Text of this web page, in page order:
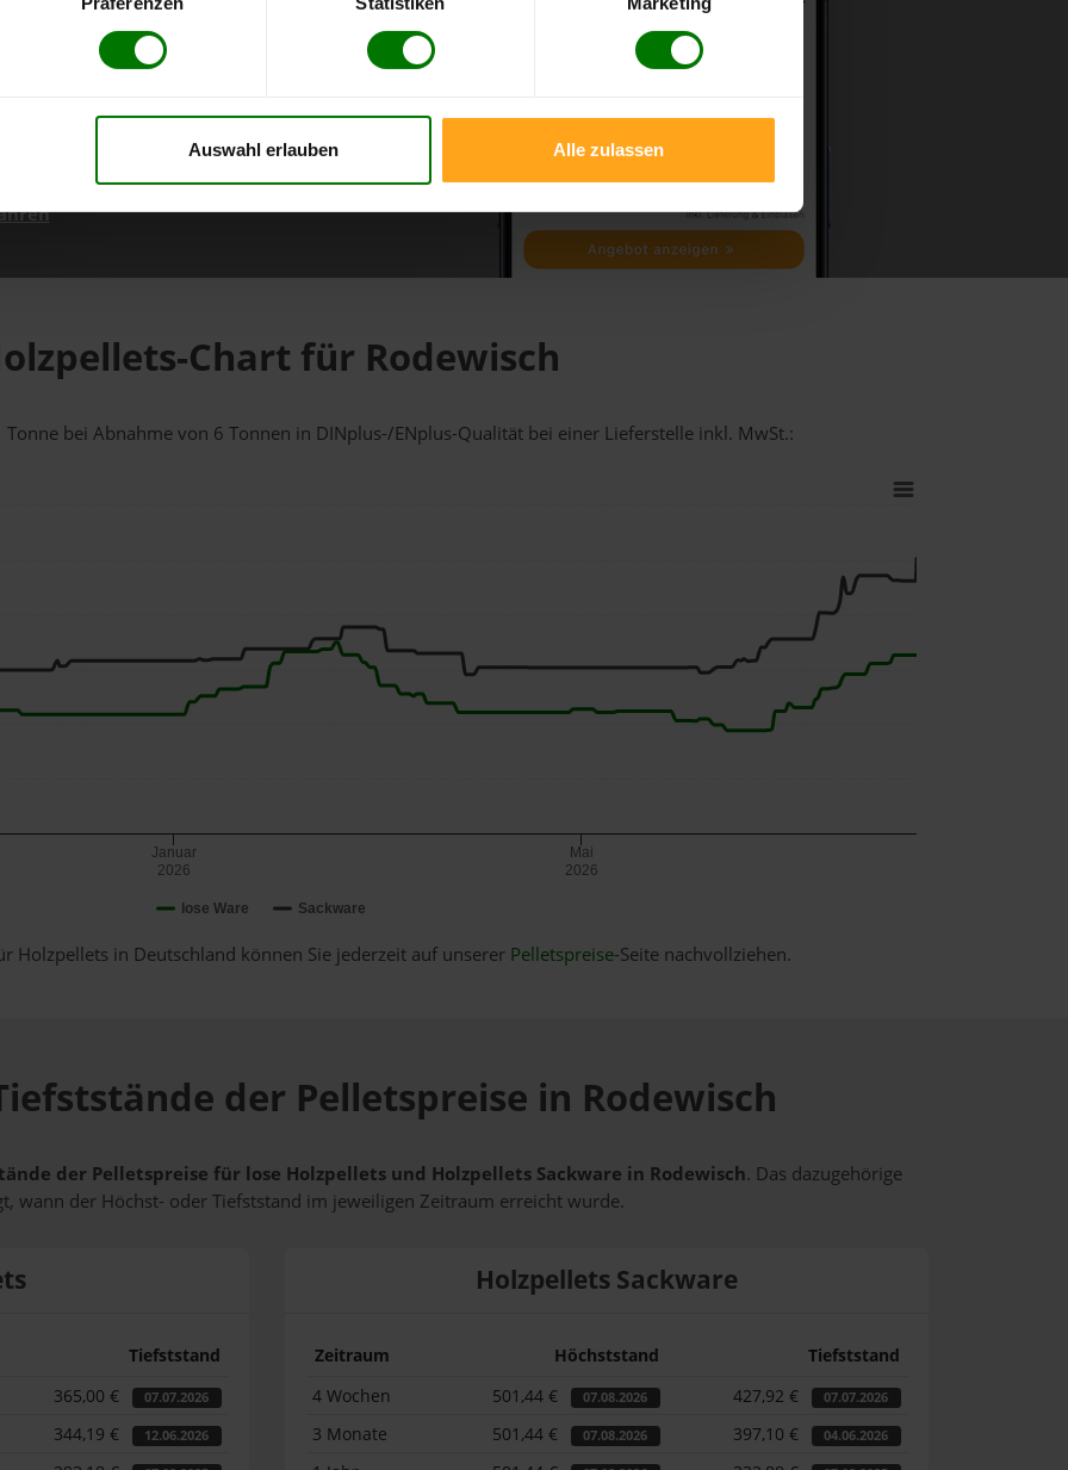
Auswahl erlauben Alle zulassen
Chart für Rodewisch
Tonne bei Abnahmevon 6 Tonnen in DINplus-/ENplus-Qualität bei einer Lieferstelle inkl. MwSt.:
lose Ware Sackware
Januar
2026
Mai
2026
Holzpellets in Deutschland können Sie jederzeit auf unserer Pelletspreise-Seite nachvollziehen.
der Pelletspreise in Rodewisch
der Pelletspreise für lose Holzpellets und Holzpellets Sackware in Rodewisch. Das dazugehörige
wann der Höchst- oder Tiefststand im jeweiligen Zeitraum erreicht wurde.
Tiefststand
365,00 € 07.07.2026
344,19 € 12.06.2026
Holzpellets Sackware
Zeitraum Höchststand
Tiefststand
4 Wochen
501,44 € 07.08.2026 427,92 € 07.07.2026
3 Monate 501,44 € 07.08.2026 397,10 € 04.06.2026